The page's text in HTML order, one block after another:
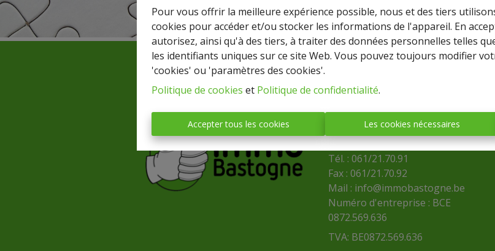
Pour vous offrir la meilleure expérience possible, nous et des tiers
cookies pour accéder et/ou stocker les informations de l'appareil. En
autorisez, ainsi qu'à des tiers, à traiter des données personnelles telles
les identifiants uniques sur ce site Web. Vous pouvez toujours modifier
'cookies' ou 'paramètres des cookies'.
Politique de cookies et Politique de confidentialité.
Accepter tous les cookies Les cookies nécessaires
IMMO BASTOGNE
(société anonyme)
Place Mc Auliffe, 43 - 6600
BASTOGNE
Tél. : 061/21.70.91
Fax : 061/21.70.92
Mail : info@immobastogne.be
Numéro d'entreprise : BCE
0872.569.636
TVA: BE0872.569.636